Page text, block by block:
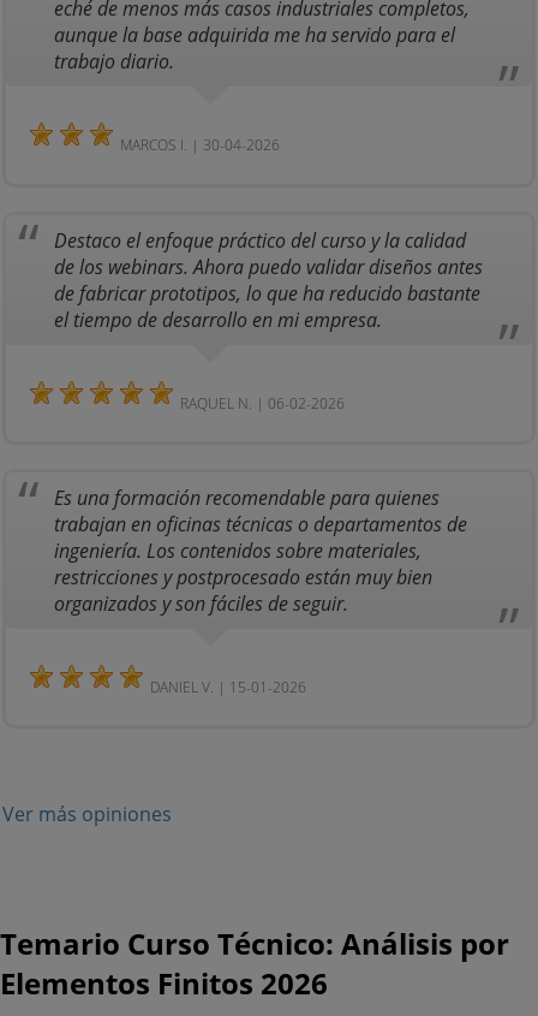
eché de menos más casos industriales completos,
aunque la base adquirida me ha servido para el
trabajo diario.
MARCOS I. | 30-04-2026
Destaco el enfoque práctico del curso y la calidad
de los webinars. Ahora puedo validar diseños antes
de fabricar prototipos, lo que ha reducido bastante
el tiempo de desarrollo en mi empresa.
RAQUEL N. | 06-02-2026
Es una formación recomendable para quienes
trabajan en oficinas técnicas o departamentos de
ingeniería. Los contenidos sobre materiales,
restricciones y postprocesado están muy bien
organizados y son fáciles de seguir.
DANIEL V. | 15-01-2026
Ver más opiniones
Temario Curso Técnico: Análisis por
Elementos Finitos 2026